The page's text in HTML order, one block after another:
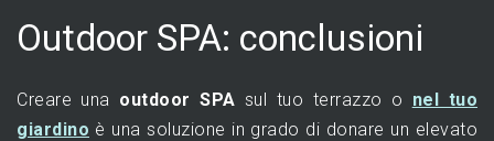
Outdoor SPA: conclusioni
Creare una outdoor SPA sul tuo terrazzo o nel tuo
giardino è una soluzione in grado di donare un elevato